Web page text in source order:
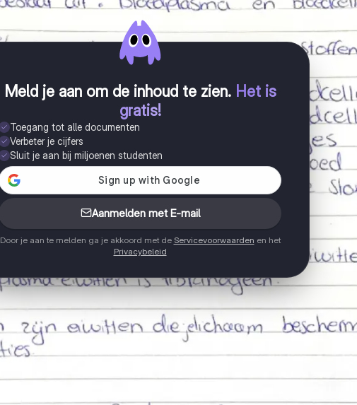
Meld je aan om de inhoud te zien. Het is
gratis!
Toegang tot alle documenten
Verbeter je cijfers
Sluit je aan bij miljoenen studenten
Aanmelden met E-mail
Door je aan te melden ga je akkoord met de Servicevoorwaarden en het
Privacybeleid